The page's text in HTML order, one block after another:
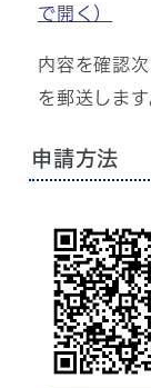
で開く）
内容を確認
を郵送します
申請方法